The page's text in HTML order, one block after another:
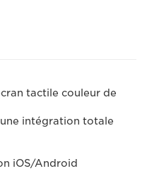
tactile couleur de
intégration totale
iOS/Android